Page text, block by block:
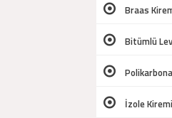
Braas
Bitümlü
İzole